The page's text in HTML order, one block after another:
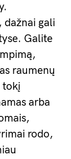
dažnai gali
Galite
raumenų
tokį
arba
rodo,